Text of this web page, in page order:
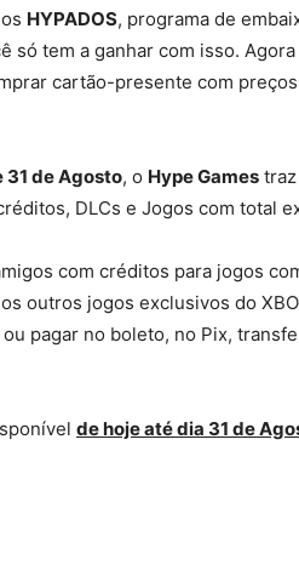
HYPADOS, programa de
só tem a ganhar com isso.
cartão-presente com
31 de Agosto, o Hype Games
DLCs e Jogos com total
com créditos para jogos
outros jogos exclusivos do
pagar no boleto, no Pix,
de hoje até dia 31 de